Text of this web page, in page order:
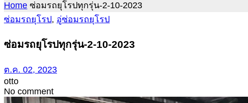
Home ซ่อมรถยุโรปทุกรุ่น-2-10-2023
ซ่อมรถยุโรป, อู่ซ่อมรถยุโรป
ซ่อมรถยุโรปทุกรุ่น-2-10-2023
ต.ค. 02, 2023
otto
No comment